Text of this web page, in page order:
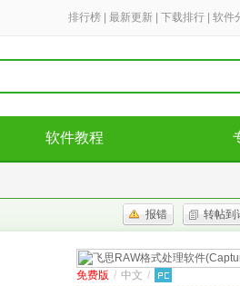
排行榜 最新更新 下载排行 软件
软件教程
报错 转帖到
免费版 / 中文 /